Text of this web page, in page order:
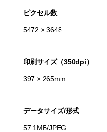
ピクセル数
5472 × 3648
印刷サイズ（350dpi）
397 × 265mm
データサイズ/形式
57.1MB/JPEG